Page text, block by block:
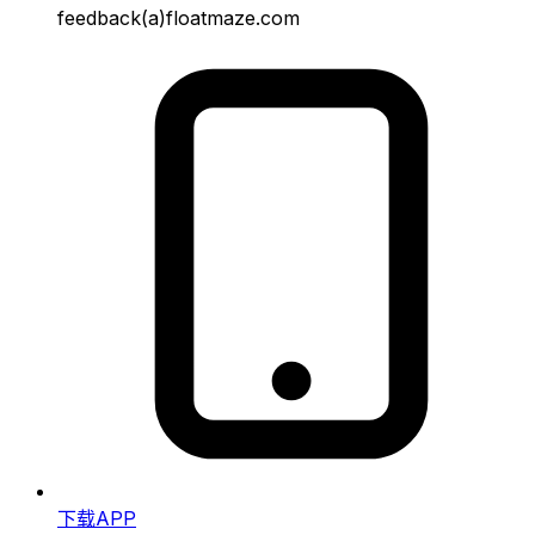
feedback(a)floatmaze.com
下载APP